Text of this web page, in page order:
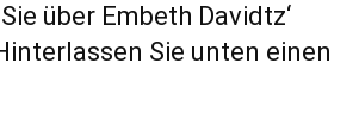
über Embeth Davidtz‘
Sie unten einen